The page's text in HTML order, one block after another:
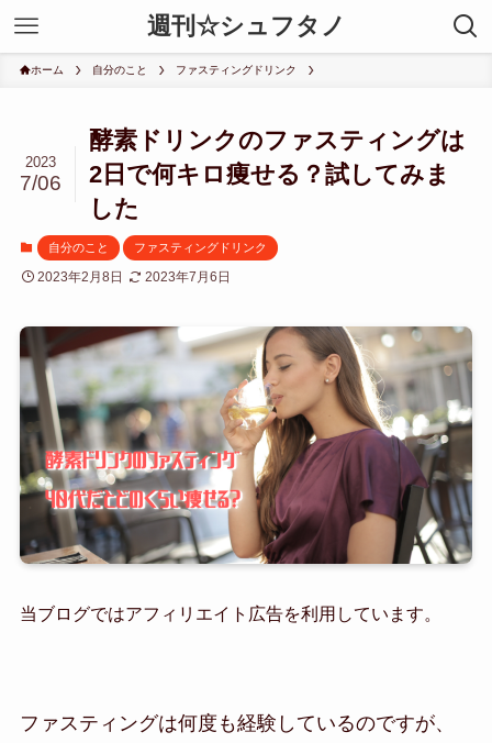
週刊☆シュフタノ
ホーム 自分のこと ファスティングドリンク
酵素ドリンクのファスティングは
2日で何キロ痩せる？試してみま
した
2023
7/06
自分のこと ファスティングドリンク
2023年2月8日 2023年7月6日
当ブログではアフィリエイト広告を利用しています。
ファスティングは何度も経験しているのですが、